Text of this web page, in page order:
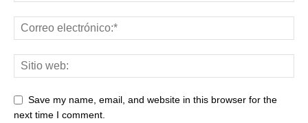
Save my name, email, and website in this browser for the
next time I comment.